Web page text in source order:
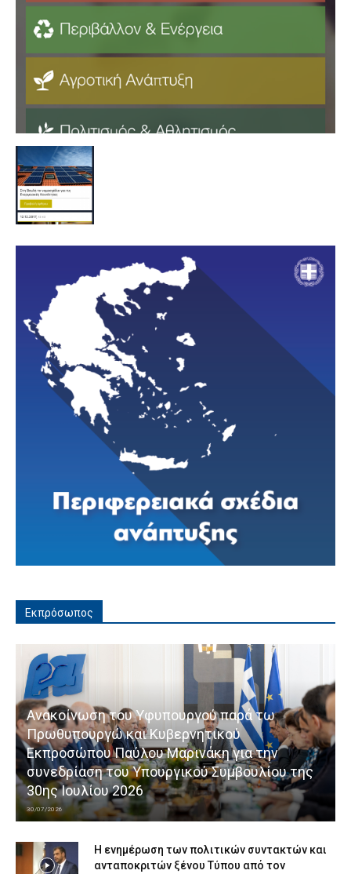
Εκπρόσωπος
Ανακοίνωση του Υφυπουργού παρά τω
Πρωθυπουργώ και Κυβερνητικού
Εκπροσώπου Παύλου Μαρινάκη για την
συνεδρίαση του Υπουργικού Συμβουλίου της
30ης Ιουλίου 2026
30/07/2026
Η ενημέρωση των πολιτικών συντακτών και
ανταποκριτών ξένου Τύπου από τον